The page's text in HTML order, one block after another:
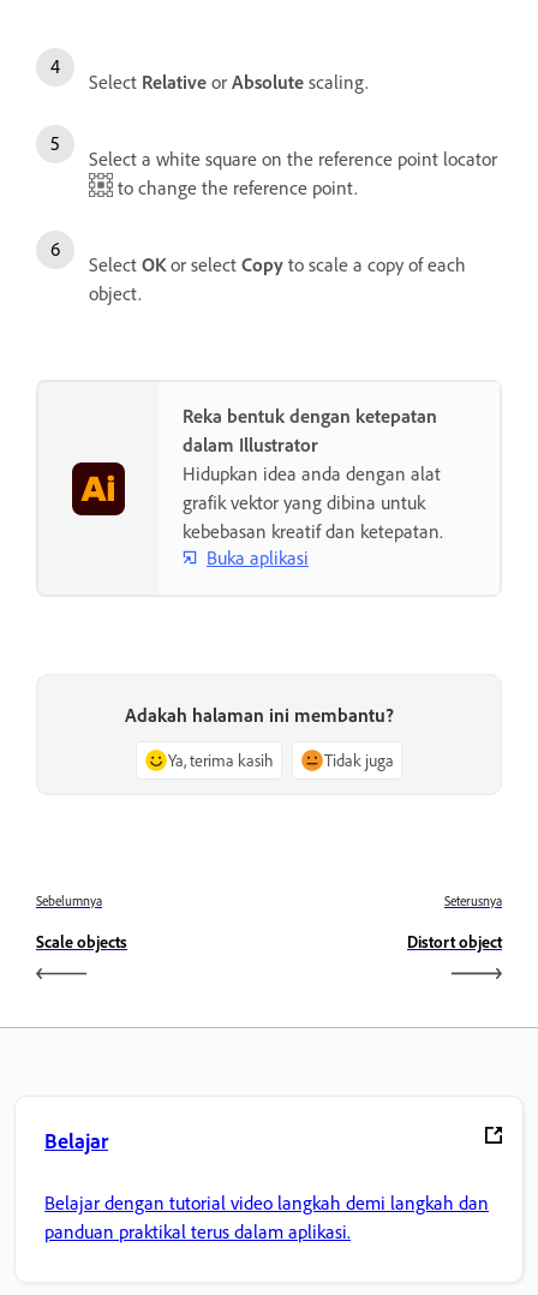
Select Relative or Absolute scaling.
Select a white square on the reference point locator
to change the reference point.
Select OKor select Copy to scale a copy of each
object.
Reka bentuk dengan ketepatan
dalam Illustrator
Hidupkan idea anda dengan alat
grafik vektor yang dibina untuk
kebebasan kreatif dan ketepatan.
Buka aplikasi
Adakah halaman ini membantu?
Ya, terima kasih Tidak juga
Sebelumnya
Scale objects
Seterusnya
Distort object
Belajar
Belajar dengan tutorial video langkah demi langkah dan
panduan praktikal terus dalam aplikasi.